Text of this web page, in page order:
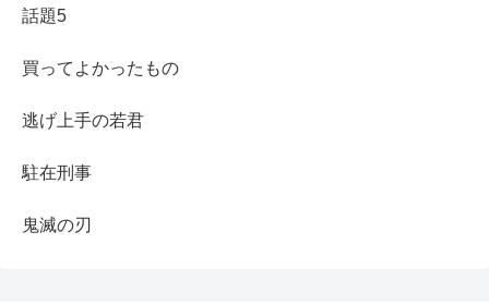
話題5
買ってよかったもの
逃げ上手の若君
駐在刑事
鬼滅の刃